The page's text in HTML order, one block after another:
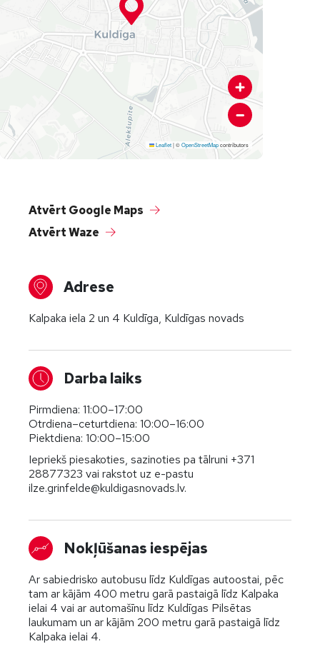
Adrese
Kalpaka iela 2 un 4 Kuldīga, Kuldīgas novads
Darba laiks
Pirmdiena: 11:00–17:00
Otrdiena–ceturtdiena: 10:00–16:00
Piektdiena: 10:00–15:00
Iepriekš piesakoties, sazinoties pa tālruni +371
28877323 vai rakstot uz e-pastu
ilze.grinfelde@kuldigasnovads.lv.
Nokļūšanas iespējas
Ar sabiedrisko autobusu līdz Kuldīgas autoostai, pēc
tam ar kājām 400 metru garā pastaigā līdz Kalpaka
ielai 4 vai ar automašīnu līdz Kuldīgas Pilsētas
laukumam un ar kājām 200 metru garā pastaigā līdz
Kalpaka ielai 4.
Leaflet|©OpenStreetMapcontributors
Atvērt Google Maps
Atvērt Waze